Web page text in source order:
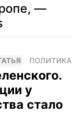
—
ПОЛИТИКА
у
стало